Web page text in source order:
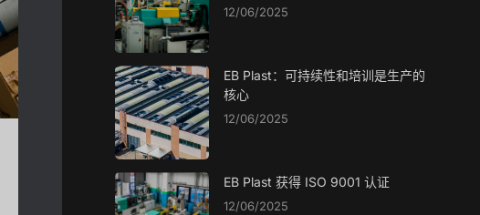
12/06/2025
EB Plast：可持续性和培训是生产的
核心
12/06/2025
EB Plast 获得 ISO 9001 认证
12/06/2025